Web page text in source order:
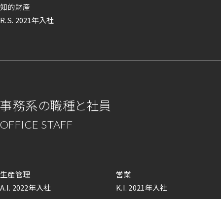
知的財産
R.S. 2021年入社
事務系の職種と社員
OFFICE STAFF
生産管理
A.I. 2022年入社
営業
K.I. 2021年入社